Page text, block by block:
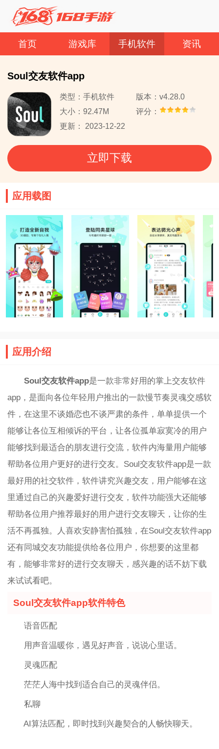
首页 游戏库 手机软件 资讯
Soul交友软件app
类型：手机软件
版本：v4.28.0
大小：92.47M
评分：
更新： 2023-12-22
立即下载
应用载图
应用介绍
Soul交友软件app是一款非常好用的掌上交友软件
app，是面向各位年轻用户推出的一款慢节奏灵魂交感软
件，在这里不谈婚恋也不谈严肃的条件，单单提供一个
能够让各位互相倾诉的平台，让各位孤单寂寞冷的用户
能够找到最适合的朋友进行交流，软件内海量用户能够
帮助各位用户更好的进行交友。Soul交友软件app是一款
最好用的社交软件，软件讲究兴趣交友，用户能够在这
里通过自己的兴趣爱好进行交友，软件功能强大还能够
帮助各位用户推荐最好的用户进行交友聊天，让你的生
活不再孤独。人喜欢安静害怕孤独，在Soul交友软件app
还有同城交友功能提供给各位用户，你想要的这里都
有，能够非常好的进行交友聊天，感兴趣的话不妨下载
来试试看吧。
Soul交友软件app软件特色
语音匹配
用声音温暖你，遇见好声音，说说心里话。
灵魂匹配
茫茫人海中找到适合自己的灵魂伴侣。
私聊
AI算法匹配，即时找到兴趣契合的人畅快聊天。